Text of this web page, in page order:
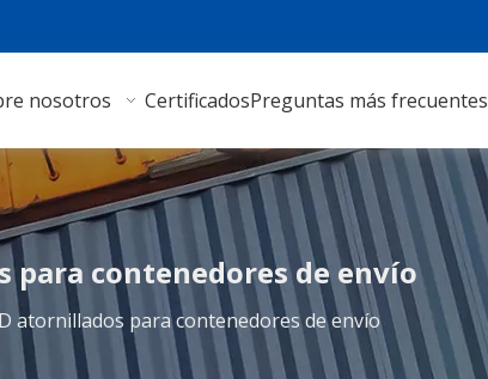
nosotros CertificadosPreguntas más frecuentes
contenedores de envío
atornillados para contenedores de envío